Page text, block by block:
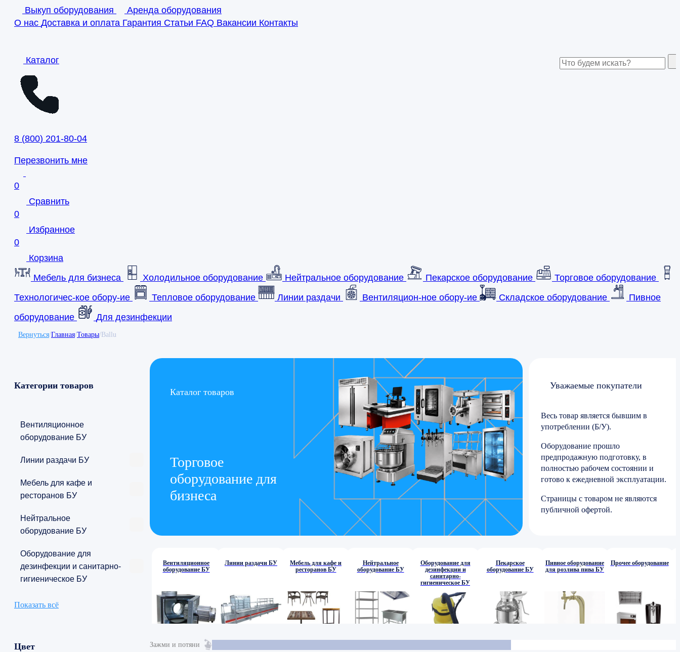
Выкуп оборудования
Аренда оборудования
О нас Доставка и оплата Гарантия Статьи FAQ Вакансии Контакты
Каталог
8 (800) 201-80-04
Перезвонить мне
0
Сравнить
0
Избранное
0
Корзина
Мебель для бизнеса
Холодильное оборудование Нейтральное оборудование Пекарское оборудование
Торговое оборудование
Технологичес-кое обору-ие
Тепловое оборудование Линии раздачи Вентиляцион-ное обору-ие Складское оборудование
Пивное
оборудование
Для дезинфекции
Вернуться/Главная/Товары/ Ballu
Категории товаров
Вентиляционное
оборудование БУ
Линии раздачи БУ
Мебель для кафе и
ресторанов БУ
Нейтральное
оборудование БУ
Оборудование для
дезинфекции и санитарно-
гигиеническое БУ
Показать всё
Цвет
Каталог товаров
Торговое
оборудование для
бизнеса
Уважаемые покупатели
Весь товар является бывшим в
употреблении (Б/У).
Оборудование прошло
предпродажную подготовку, в
полностью рабочем состоянии и
готово к ежедневной эксплуатации.
Страницы с товаром не являются
публичной офертой.
Вентиляционное
оборудование БУ
Линии раздачи БУ
Мебель для кафе и
ресторанов БУ
Нейтральное
оборудование БУ
Оборудование для
дезинфекции и
санитарно-
гигиеническое БУ
Пекарское
оборудование БУ
Пивное оборудование
для розлива пива БУ
Прочее оборудование
Зажми и потяни